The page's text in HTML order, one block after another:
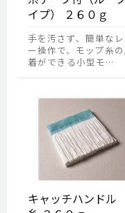
イプ） ２６０ｇ
手を汚さず、簡単な
ー操作で、モップ糸
着ができる小型モ…
キャッチハンド